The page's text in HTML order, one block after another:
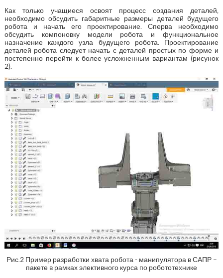
Как только учащиеся освоят процесс создания деталей,
необходимо обсудить габаритные размеры деталей будущего
робота и начать его проектирование. Сперва необходимо
обсудить компоновку модели робота и функциональное
назначение каждого узла будущего робота. Проектирование
деталей робота следует начать с деталей простых по форме и
постепенно перейти к более усложненным вариантам (рисунок
2).
Рис.2 Пример разработки хвата робота - манипулятора в САПР –
пакете в рамках элективного курса по робототехнике